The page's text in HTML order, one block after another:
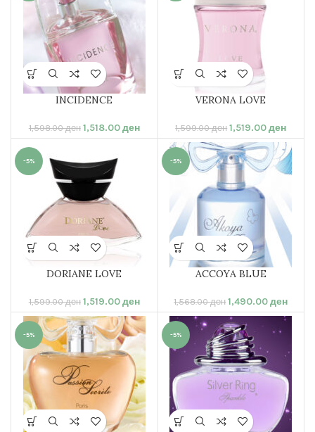
INCIDENCE
1,598.00ден 1,518.00ден
VERONA LOVE
1,599.00ден 1,519.00ден
-5%
DORIANE LOVE
1,599.00ден 1,519.00ден
-5%
ACCOYA BLUE
1,568.00ден 1,490.00ден
-5% -5%